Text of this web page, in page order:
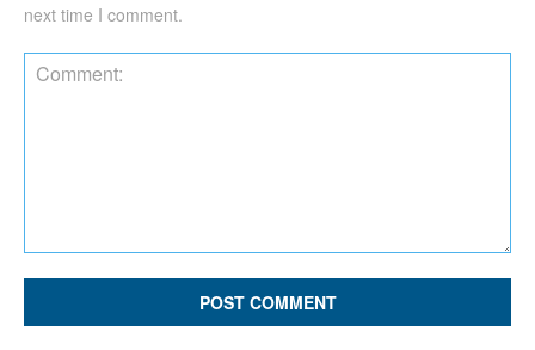
next time I comment.